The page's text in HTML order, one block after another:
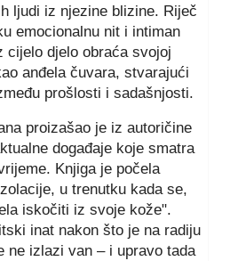
ljudi iz njezine blizine. Riječ
emocionalnu nit i intiman
cijelo djelo obraća svojoj
anđela čuvara, stvarajući
prošlosti i sadašnjosti.
proizašao je iz autoričine
događaje koje smatra
Knjiga je počela
u trenutku kada se,
iskočiti iz svoje kože".
inat nakon što je na radiju
ne izlazi van – i upravo tada